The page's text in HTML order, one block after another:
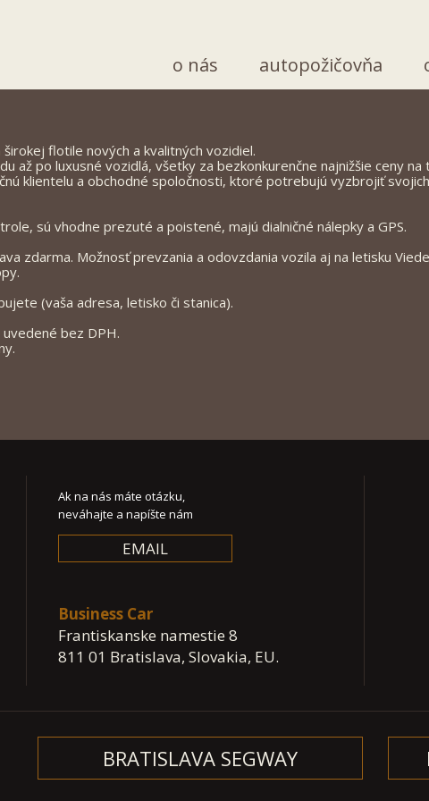
o nás
autopožičovňa
flotile nových a kvalitných vozidiel.
až po luxusné vozidlá, všetky za bezkonkurenčne najnižšie ceny na
klientelu a obchodné spoločnosti, ktoré potrebujú vyzbrojiť
sú vhodne prezuté a poistené, majú dialničné nálepky a GPS.
zdarma. Možnosť prevzania a odovzdania vozila aj na letisku
(vaša adresa, letisko či stanica).
bez DPH.
Ak na nás máte otázku,
neváhajte a napíšte nám
EMAIL
Business Car
Frantiskanske namestie 8
811 01 Bratislava, Slovakia, EU.
BRATISLAVA SEGWAY